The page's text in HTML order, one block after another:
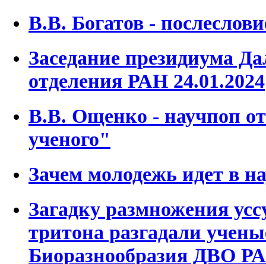
В.В. Богатов -
Заседание президиума
отделения РАН 24.01.2024
В.В. Ощенко - научпоп
ученого"
Зачем молодежь идет в
Загадку размножения
тритона разгадали
Биоразнообразия ДВО